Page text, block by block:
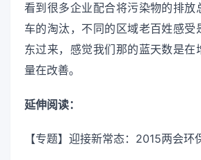
看到很多企业配合将污染物的排放
车的淘汰，不同的区域老百姓感受
东过来，感觉我们那的蓝天数是在
量在改善。
延伸阅读：
【专题】迎接新常态：2015两会环